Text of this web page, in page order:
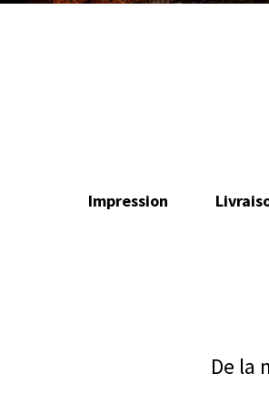
Impression
De la